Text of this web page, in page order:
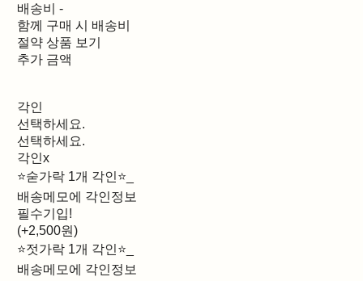
배송비 -
함께 구매 시 배송비
절약 상품 보기
추가 금액
각인
선택하세요.
선택하세요.
각인x
⭐숟가락 1개 각인⭐_
배송메모에 각인정보
필수기입!
(+2,500원)
⭐젓가락 1개 각인⭐_
배송메모에 각인정보